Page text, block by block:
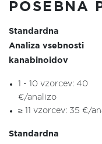
POSEBNA
Standardna
Analiza vsebnosti
kanabinoidov
1 - 10 vzorcev: 40
€/analizo
≥ 11 vzorcev: 35 €/
Standardna